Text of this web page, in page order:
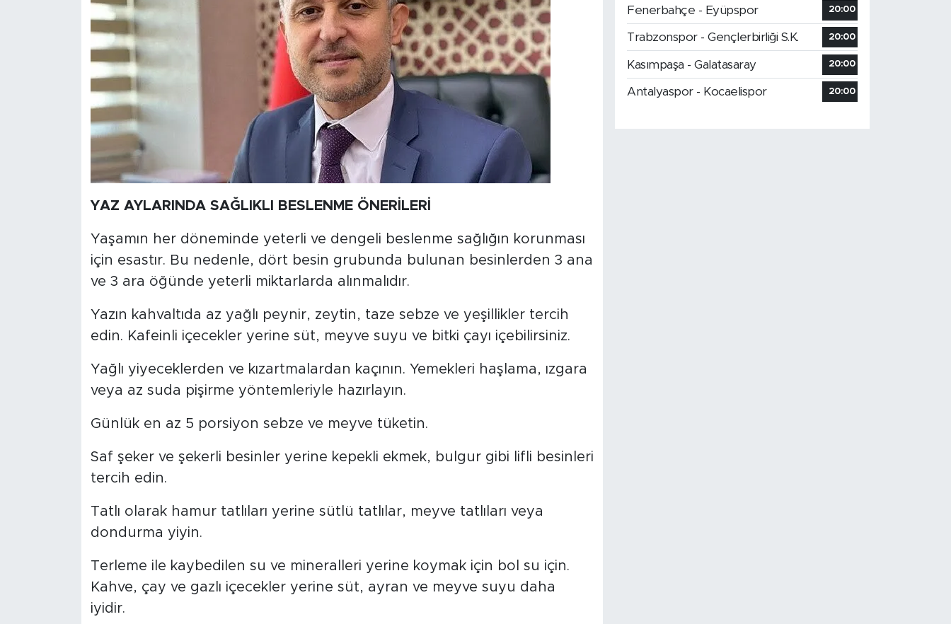
YAZ AYLARINDA SAĞLIKLI BESLENME ÖNERİLERİ
Yaşamın her döneminde yeterli ve dengeli beslenme sağlığın korunması
için esastır. Bu nedenle, dört besin grubunda bulunan besinlerden 3 ana
ve 3 ara öğünde yeterli miktarlarda alınmalıdır.
Yazın kahvaltıda az yağlı peynir, zeytin, taze sebze ve yeşillikler tercih
edin. Kafeinli içecekler yerine süt, meyve suyu ve bitki çayı içebilirsiniz.
Yağlı yiyeceklerden ve kızartmalardan kaçının. Yemekleri haşlama, ızgara
veya az suda pişirme yöntemleriyle hazırlayın.
Günlük en az 5 porsiyon sebze ve meyve tüketin.
Saf şeker ve şekerli besinler yerine kepekli ekmek, bulgur gibi lifli besinleri
tercih edin.
Tatlı olarak hamur tatlıları yerine sütlü tatlılar, meyve tatlıları veya
dondurma yiyin.
Terleme ile kaybedilen su ve mineralleri yerine koymak için bol su için.
Kahve, çay ve gazlı içecekler yerine süt, ayran ve meyve suyu daha
iyidir.
Fenerbahçe - Eyüpspor 20:00
Trabzonspor - Gençlerbirliği S.K. 20:00
Kasımpaşa - Galatasaray 20:00
Antalyaspor - Kocaelispor 20:00